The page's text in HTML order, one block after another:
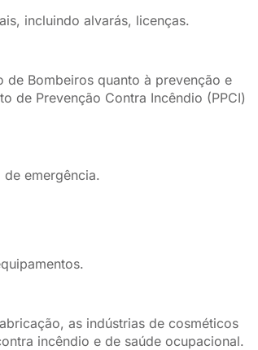
incluindo alvarás, licenças.
Bombeiros quanto à prevenção e
de Prevenção Contra Incêndio (PPCI)
emergência.
as indústrias de cosméticos
incêndio e de saúde ocupacional.